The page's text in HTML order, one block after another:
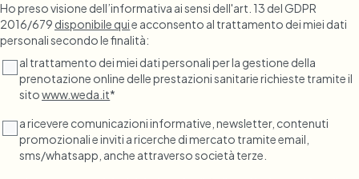
Ho preso visione dell’informativa ai sensi dell'art. 13 del GDPR
2016/679 disponibile quie acconsento al trattamento dei miei dati
personali secondo le finalità:
al trattamento dei miei dati personali per la gestione della
prenotazione online delle prestazioni sanitarie richieste tramite il
sitowww.weda.it*
a ricevere comunicazioni informative, newsletter, contenuti
promozionali e inviti a ricerche di mercato tramite email,
sms/whatsapp, anche attraverso società terze.